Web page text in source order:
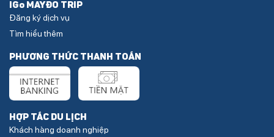
IGo MAYĐO TRIP
Đăng ký dịch vụ
Tìm hiểu thêm
PHƯƠNG THỨC THANH TOÁN
HỢP TÁC DU LỊCH
Khách hàng doanh nghiệp